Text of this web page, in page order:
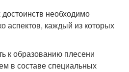
необходимо
аспектов, каждый из которых
к образованию плесени
в составе специальных